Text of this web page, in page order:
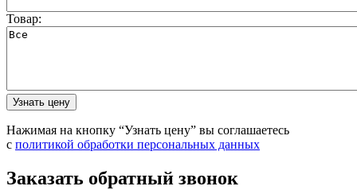
Товар:
Нажимая на кнопку “Узнать цену” вы соглашаетесь
с политикой обработки персональных данных
Заказать обратный звонок